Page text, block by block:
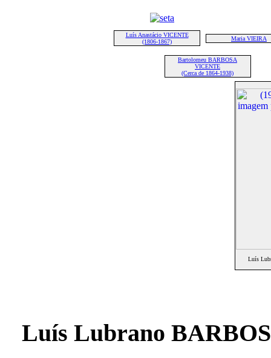
Luís Anastácio VICENTE
(1806-1867)
Maria VIEIRA
Bartolomeu BARBOSA
VICENTE
(Cerca de 1864-1938)
Luís
Luís Lubrano